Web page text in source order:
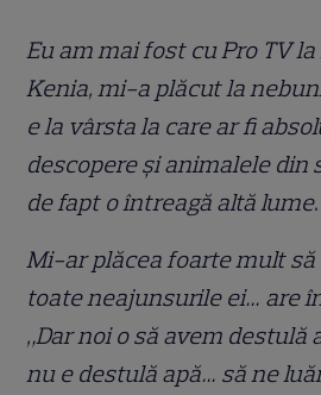
Eu am mai fost cu Pro TV
Kenia, mi-a plăcut la
e la vârsta la care ar fi
descopere și animalele din
de fapt o întreagă altă lume.
Mi-ar plăcea foarte mult să
toate neajunsurile ei… are
„Dar noi o să avem destulă
nu e destulă apă… să ne